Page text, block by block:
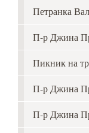
Петранка
П-р Джина
Пикник на
П-р Джина
П-р Джина